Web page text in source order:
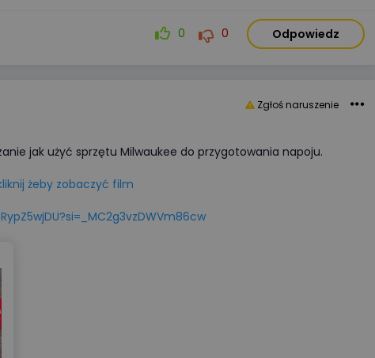
0 0 Odpowiedz
Zgłoś naruszenie
jak użyć sprzętu Milwaukee do przygotowania napoju.
żeby zobaczyć film
W tym artykule analizujemy kluczowe
parametry akumulatorów,
wskazujemy najczęstsze błędy
o bezawaryjnej pracy instalacji przez
długie lata.